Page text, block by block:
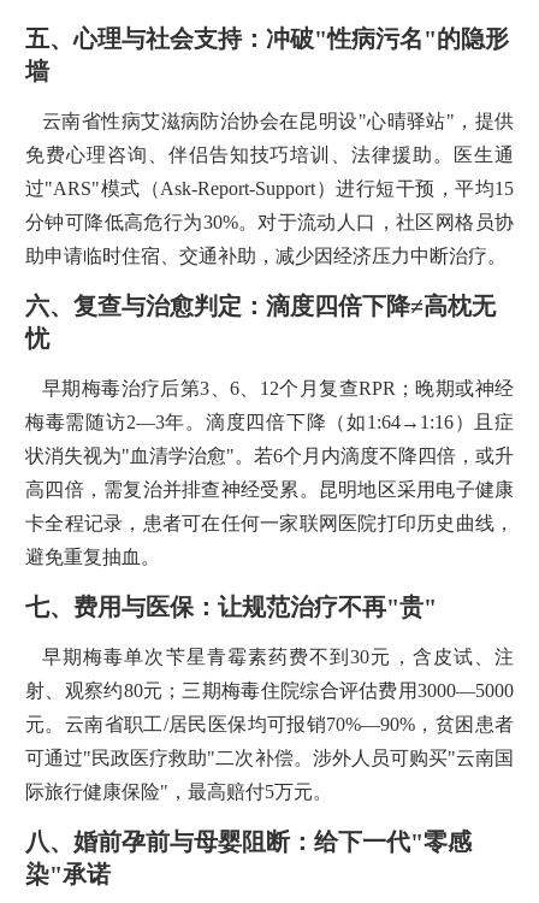
五、心理与社会支持：冲破"性病污名"的隐形
墙
云南省性病艾滋病防治协会在昆明设"心晴驿站"，提供
免费心理咨询、伴侣告知技巧培训、法律援助。医生通
过"ARS"模式（Ask-Report-Support）进行短干预，平均15
分钟可降低高危行为30%。对于流动人口，社区网格员协
助申请临时住宿、交通补助，减少因经济压力中断治疗。
六、复查与治愈判定：滴度四倍下降≠高枕无
忧
早期梅毒治疗后第3、6、12个月复查RPR；晚期或神经
梅毒需随访2—3年。滴度四倍下降（如1:64→1:16）且症
状消失视为"血清学治愈"。若6个月内滴度不降四倍，或升
高四倍，需复治并排查神经受累。昆明地区采用电子健康
卡全程记录，患者可在任何一家联网医院打印历史曲线，
避免重复抽血。
七、费用与医保：让规范治疗不再"贵"
早期梅毒单次苄星青霉素药费不到30元，含皮试、注
射、观察约80元；三期梅毒住院综合评估费用3000—5000
元。云南省职工/居民医保均可报销70%—90%，贫困患者
可通过"民政医疗救助"二次补偿。涉外人员可购买"云南国
际旅行健康保险"，最高赔付5万元。
八、婚前孕前与母婴阻断：给下一代"零感
染"承诺